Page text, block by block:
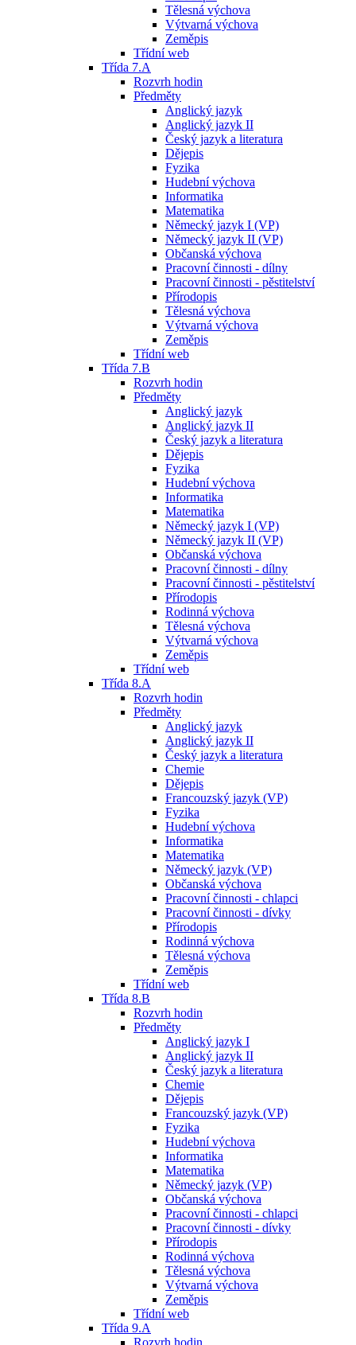
Tělesná výchova
Výtvarná výchova
Zeměpis
Třídní web
Třída 7.A
Rozvrh hodin
Předměty
Anglický jazyk
Anglický jazyk II
Český jazyk a literatura
Dějepis
Fyzika
Hudební výchova
Informatika
Matematika
Německý jazyk I (VP)
Německý jazyk II (VP)
Občanská výchova
Pracovní činnosti - dílny
Pracovní činnosti - pěstitelství
Přírodopis
Tělesná výchova
Výtvarná výchova
Zeměpis
Třídní web
Třída 7.B
Rozvrh hodin
Předměty
Anglický jazyk
Anglický jazyk II
Český jazyk a literatura
Dějepis
Fyzika
Hudební výchova
Informatika
Matematika
Německý jazyk I (VP)
Německý jazyk II (VP)
Občanská výchova
Pracovní činnosti - dílny
Pracovní činnosti - pěstitelství
Přírodopis
Rodinná výchova
Tělesná výchova
Výtvarná výchova
Zeměpis
Třídní web
Třída 8.A
Rozvrh hodin
Předměty
Anglický jazyk
Anglický jazyk II
Český jazyk a literatura
Chemie
Dějepis
Francouzský jazyk (VP)
Fyzika
Hudební výchova
Informatika
Matematika
Německý jazyk (VP)
Občanská výchova
Pracovní činnosti - chlapci
Pracovní činnosti - dívky
Přírodopis
Rodinná výchova
Tělesná výchova
Zeměpis
Třídní web
Třída 8.B
Rozvrh hodin
Předměty
Anglický jazyk I
Anglický jazyk II
Český jazyk a literatura
Chemie
Dějepis
Francouzský jazyk (VP)
Fyzika
Hudební výchova
Informatika
Matematika
Německý jazyk (VP)
Občanská výchova
Pracovní činnosti - chlapci
Pracovní činnosti - dívky
Přírodopis
Rodinná výchova
Tělesná výchova
Výtvarná výchova
Zeměpis
Třídní web
Třída 9.A
Rozvrh hodin